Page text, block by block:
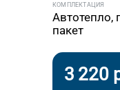
КОМПЛЕКТАЦИЯ
Автотепло,
пакет
3 220